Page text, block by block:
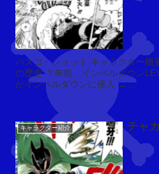
ダ
ズ
・
ボ
ー
(
M
r.
1)
バスコ・ショット キャラクター概要 プロフィール バスコ・ショット
の歴史 ？年前 インペルダウンLEVEL6に収容される 2年前 ルフィ
がインペルダウンに侵入 →...
キャラクター紹介 チャカ